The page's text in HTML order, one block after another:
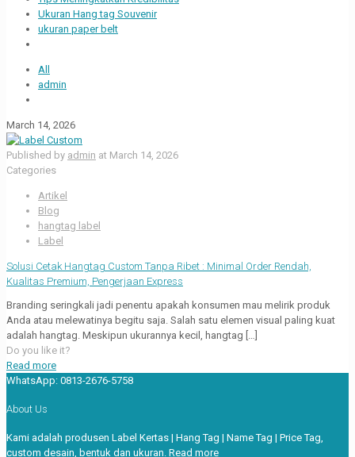
Ukuran Hang tag Souvenir
ukuran paper belt
All
admin
March 14, 2026
Published by admin at March 14, 2026
Categories
Artikel
Blog
hangtag label
Label
Solusi Cetak Hangtag Custom Tanpa Ribet : Minimal Order Rendah,
Kualitas Premium, Pengerjaan Express
Branding seringkali jadi penentu apakah konsumen mau melirik produk
Anda atau melewatinya begitu saja. Salah satu elemen visual paling kuat
adalah hangtag. Meskipun ukurannya kecil, hangtag
Do you like it?
Read more
WhatsApp: 0813-2676-5758
About Us
Kami adalah produsen Label Kertas | Hang Tag | Name Tag | Price Tag,
custom desain, bentuk dan ukuran. Read more